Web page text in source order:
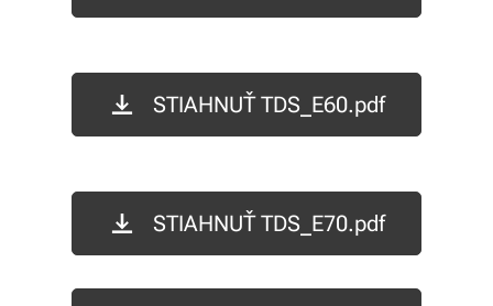
STIAHNUŤ TDS_E60.pdf
STIAHNUŤ TDS_E70.pdf